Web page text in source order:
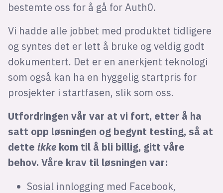
bestemte oss for å gå for Auth0.
Vi hadde alle jobbet med produktet tidligere
og syntes det er lett å bruke og veldig godt
dokumentert. Det er en anerkjent teknologi
som også kan ha en hyggelig startpris for
prosjekter i startfasen, slik som oss.
Utfordringen vår var at vi fort, etter å ha
satt opp løsningen og begynt testing, så at
dette ikke kom til å bli billig, gitt våre
behov. Våre krav til løsningen var:
Sosial innlogging med Facebook,